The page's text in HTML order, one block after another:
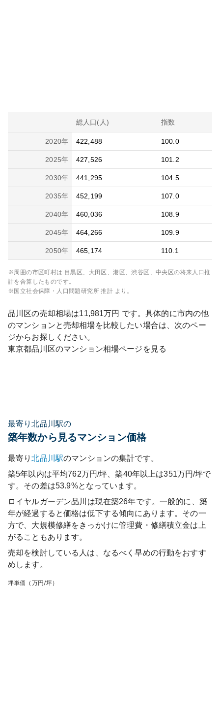
総人口(人) 指数
2020年 422,488 100.0
2025年 427,526 101.2
2030年 441,295 104.5
2035年 452,199 107.0
2040年 460,036 108.9
2045年 464,266 109.9
2050年 465,174 110.1
※周囲の市区町村は 目黒区、大田区、港区、渋谷区、中央区の将来人口推
計を合算したものです。
※国立社会保障・人口問題研究所 推計 より。
品川区の売却相場は11,981万円 です。具体的に市内の他
のマンションと売却相場を比較したい場合は、次のペー
ジからお探しください。
東京都品川区のマンション相場ページを見る
最寄り北品川駅の
築年数から見るマンション価格
最寄り北品川 駅のマンションの集計です。
築5年以内は平均762万円/坪、築40年以上は351万円/坪で
す。その差は53.9%となっています。
ロイヤルガーデン品川 は現在築26年です。一般的に、築
年が経過すると価格は低下する傾向にあります。その一
方で、大規模修繕をきっかけに管理費・修繕積立金は上
がることもあります。
売却を検討している人は、なるべく早めの行動をおすす
めします。
坪単価（万円/坪）